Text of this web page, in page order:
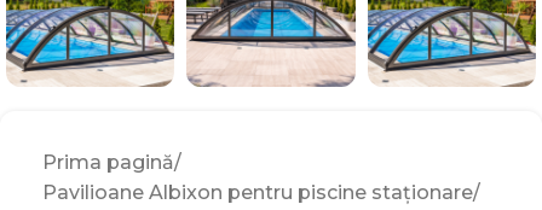
Prima pagină
Pavilioane Albixon pentru piscine staționare